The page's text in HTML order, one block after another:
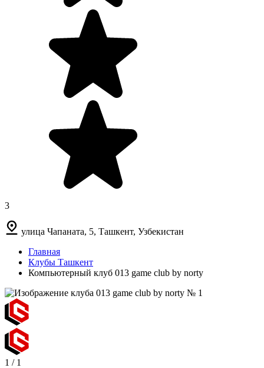
3
улица Чапаната, 5, Ташкент, Узбекистан
Главная
Клубы Ташкент
Компьютерный клуб 013 game club by norty
1 / 1